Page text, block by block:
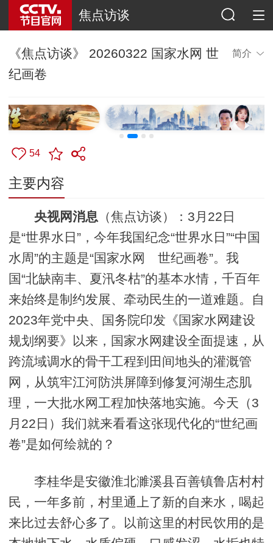
焦点访谈
《焦点访谈》 20260322 国家水网 世
纪画卷
简介
54
主要内容
央视网消息 （焦点访谈）：3月22日
是“世界水日”，今年我国纪念“世界水日”“中国
水周”的主题是“国家水网 世纪画卷”。我
国“北缺南丰、夏汛冬枯”的基本水情，千百年
来始终是制约发展、牵动民生的一道难题。自
2023年党中央、国务院印发《国家水网建设
规划纲要》以来，国家水网建设全面提速，从
跨流域调水的骨干工程到田间地头的灌溉管
网，从筑牢江河防洪屏障到修复河湖生态肌
理，一大批水网工程加快落地实施。今天（3
月22日）我们就来看看这张现代化的“世纪画
卷”是如何绘就的？
李桂华是安徽淮北濉溪县百善镇鲁店村村
民，一年多前，村里通上了新的自来水，喝起
来比过去舒心多了。以前这里的村民饮用的是